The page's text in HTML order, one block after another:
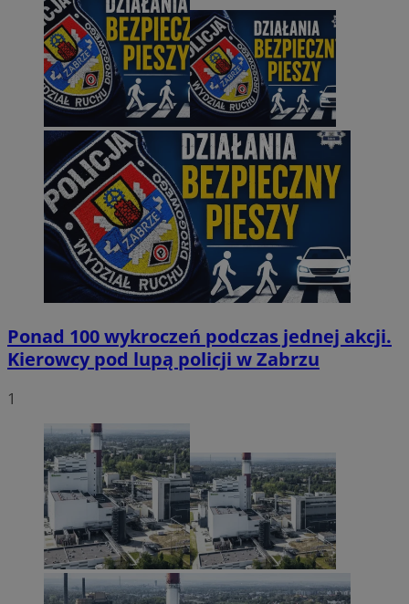
Ponad 100 wykroczeń podczas jednej akcji.
Kierowcy pod lupą policji w Zabrzu
1